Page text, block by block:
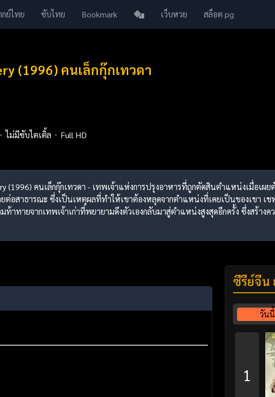
ย์ไทย ซับไทย Bookmark เว็บหวย สล็อต pg
(1996) คนเล็กกุ๊กเทวดา
ไม่มีซับไตเติ้ล
Full HD
(1996) คนเล็กกุ๊กเทวดา - เทพเจ้าแห่งการปรุงอาหารที่ถูกตัดสินตำแหน่งเมื่อเ
ต่อสาธารณะ ซึ่งเป็นเหตุผลที่ทำให้เขาต้องหลุดจากตำแหน่งที่เคยเป็นของเขา
าทายจากเทพเจ้าเก่าที่พยายามดึงตัวเองกลับมาสู่ตำแหน่งสูงสุดอีกครั้ง ซึ่งสร้างค
ซีรี่ย์จีน
วันนี้
1